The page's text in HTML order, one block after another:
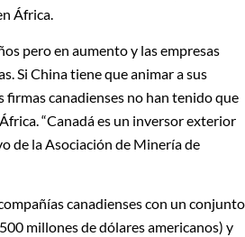
África.
pero en aumento y las empresas
Si China tiene que animar a sus
firmas canadienses no han tenido que
“Canadá es un inversor exterior
de la Asociación de Minería de
canadienses con un conjunto
millones de dólares americanos) y